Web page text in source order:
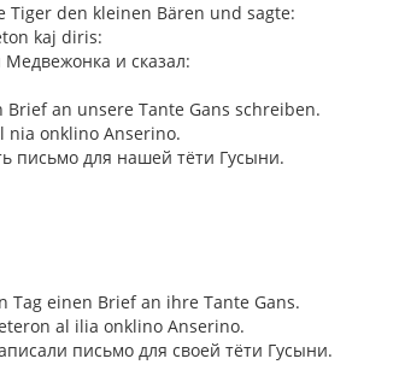
den kleinen Bären und sagte:
kaj diris:
и сказал:
an unsere Tante Gans schreiben.
nia onklino Anserino.
письмо для нашей тёти Гусыни.
Tag einen Brief an ihre Tante Gans.
al ilia onklino Anserino.
письмо для своей тёти Гусыни.